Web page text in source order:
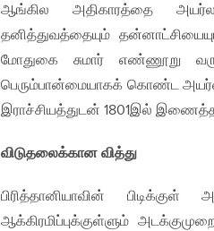
ஆங்கில அதிகாரத்தை
தனித்துவத்தையும்
மோதுகை சுமார் எண்ணூறு
பெரும்பான்மையாகக் கொண்ட
இராச்சியத்துடன் 1801இல்
விடுதலைக்கான வித்து
பிரித்தானியாவின்
ஆக்கிரமிப்புக்குள்ளும்